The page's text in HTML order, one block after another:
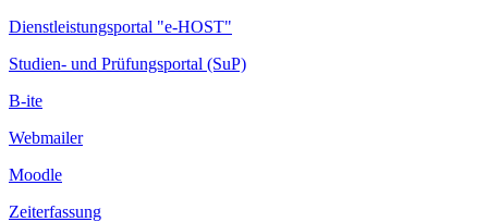
Dienstleistungsportal "e-HOST"
Studien- und Prüfungsportal (SuP)
B-ite
Webmailer
Moodle
Zeiterfassung